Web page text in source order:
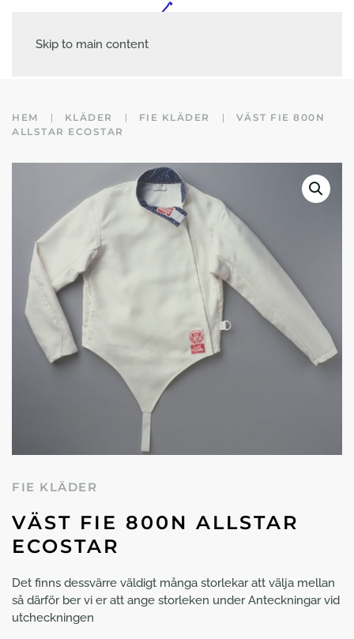
Skip to main content
HEM KLÄDER FIE KLÄDER
VÄST FIE 800N
ALLSTAR ECOSTAR
FIE KLÄDER
VÄST FIE 800N ALLSTAR
ECOSTAR
Det finns dessvärre väldigt många storlekar att välja mellan
så därför ber vi er att ange storleken under Anteckningar vid
utcheckningen